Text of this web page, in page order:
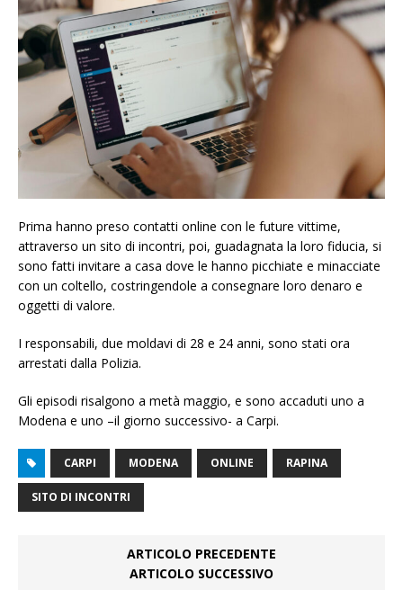
Prima hanno preso contatti online con le future vittime,
attraverso un sito di incontri, poi, guadagnata la loro fiducia, si
sono fatti invitare a casa dove le hanno picchiate e minacciate
con un coltello, costringendole a consegnare loro denaro e
oggetti di valore.
I responsabili, due moldavi di 28 e 24 anni, sono stati ora
arrestati dalla Polizia.
Gli episodi risalgono a metà maggio, e sono accaduti uno a
Modena e uno –il giorno successivo- a Carpi.
CARPI MODENA ONLINE RAPINA
SITO DI INCONTRI
ARTICOLO PRECEDENTE
ARTICOLO SUCCESSIVO